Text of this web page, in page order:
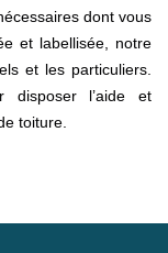
dont vous
et labellisée, notre
et les particuliers.
disposer l’aide et
toiture.